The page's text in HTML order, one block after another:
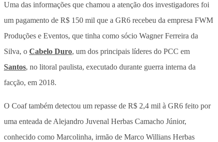
Uma das informações que chamou a atenção dos investigadores foi
um pagamento de R$ 150 mil que a GR6 recebeu da empresa FWM
Produções e Eventos, que tinha como sócio Wagner Ferreira da
Silva, o Cabelo Duro, um dos principais líderes do PCC em
Santos, no litoral paulista, executado durante guerra interna da
facção, em 2018.
O Coaf também detectou um repasse de R$ 2,4 mil à GR6 feito por
uma enteada de Alejandro Juvenal Herbas Camacho Júnior,
conhecido como Marcolinha, irmão de Marco Willians Herbas